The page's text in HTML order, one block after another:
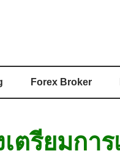
Forex Broker
ตรียมกา